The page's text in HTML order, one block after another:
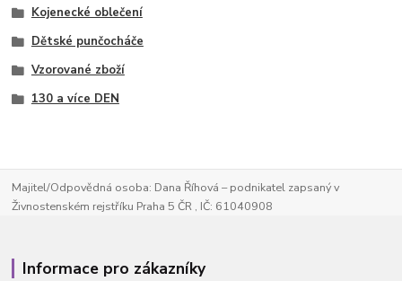
Kojenecké oblečení
Dětské punčocháče
Vzorované zboží
130 a více DEN
Majitel/Odpovědná osoba: Dana Říhová – podnikatel zapsaný v
Živnostenském rejstříku Praha 5 ČR , IČ: 61040908
Informace pro zákazníky